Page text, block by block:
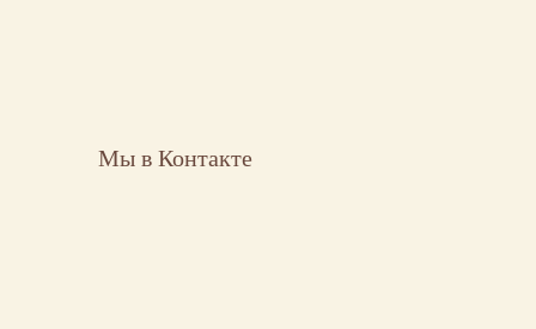
Мы в Контакте